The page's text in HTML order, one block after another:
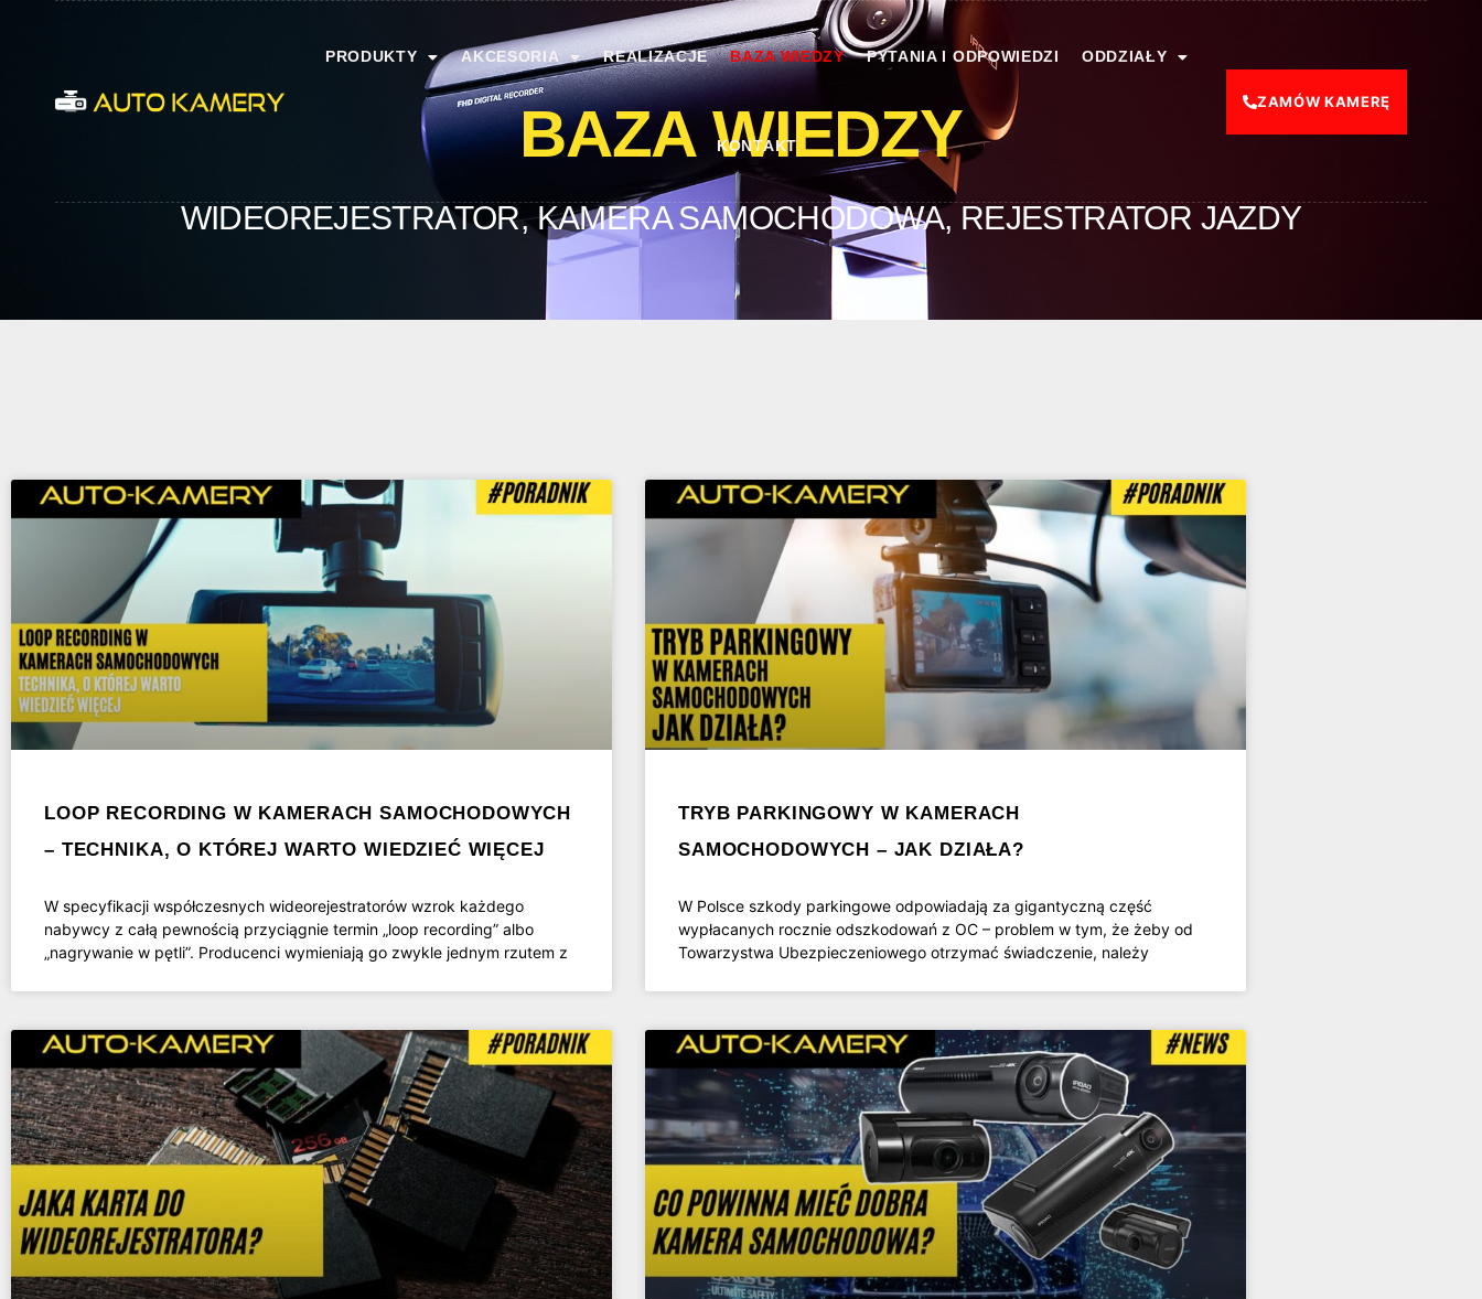
PRODUKTY AKCESORIA REALIZACJE BAZA WIEDZY PYTANIA I ODPOWIEDZI ODDZIAŁY
KONTAKT
ZAMÓW KAMERĘ
BAZA WIEDZY
WIDEOREJESTRATOR, KAMERA SAMOCHODOWA, REJESTRATOR JAZDY
LOOP RECORDING W KAMERACH SAMOCHODOWYCH
– TECHNIKA, O KTÓREJ WARTO WIEDZIEĆ WIĘCEJ
W specyfikacji współczesnych wideorejestratorów wzrok każdego
nabywcy z całą pewnością przyciągnie termin „loop recording” albo
„nagrywanie w pętli”. Producenci wymieniają go zwykle jednym rzutem z
TRYB PARKINGOWY W KAMERACH
SAMOCHODOWYCH – JAK DZIAŁA?
W Polsce szkody parkingowe odpowiadają za gigantyczną część
wypłacanych rocznie odszkodowań z OC – problem w tym, że żeby od
Towarzystwa Ubezpieczeniowego otrzymać świadczenie, należy